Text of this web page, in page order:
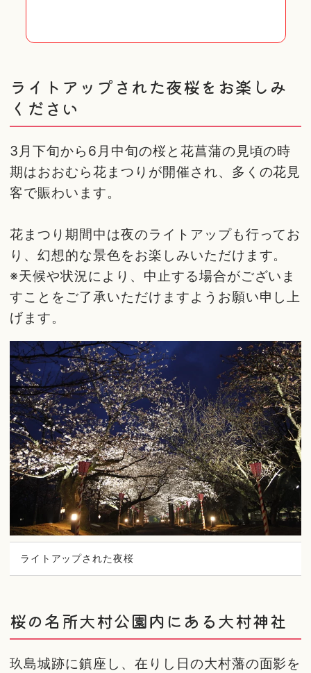
ライトアップされた夜桜をお楽しみ
ください
3月下旬から6月中旬の桜と花菖蒲の見頃の時
期はおおむら花まつりが開催され、多くの花見
客で賑わいます。
花まつり期間中は夜のライトアップも行ってお
り、幻想的な景色をお楽しみいただけます。
※天候や状況により、中止する場合がございま
すことをご了承いただけますようお願い申し上
げます。
ライトアップされた夜桜
桜の名所大村公園内にある大村神社
玖島城跡に鎮座し、在りし日の大村藩の面影を